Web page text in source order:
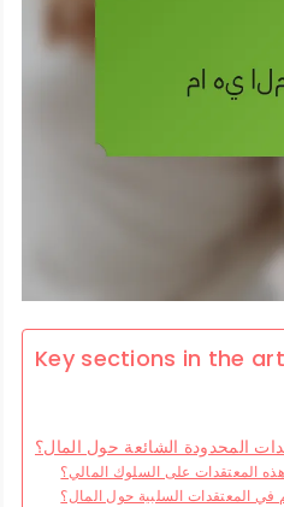
Key sections in the
المحدودة الشائعة حول المال؟
المعتقدات على السلوك المالي؟
في المعتقدات السلبية حول المال؟